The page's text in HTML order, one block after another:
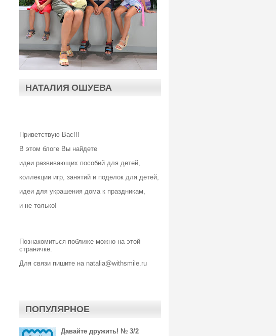
НАТАЛИЯ ОШУЕВА
Приветствую Вас!!!
В этом блоге Вы найдете
идеи развивающих пособий для детей,
коллекции игр, занятий и поделок для детей,
идеи для украшения дома к праздникам,
и не только!
Познакомиться поближе можно на этой
страничке.
Для связи пишите на natalia@withsmile.ru
ПОПУЛЯРНОЕ
Давайте дружить! № 3/2